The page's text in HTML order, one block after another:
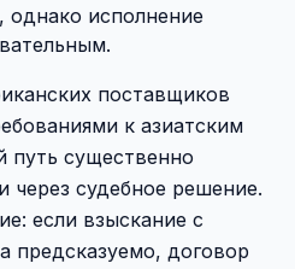
исполнение
поставщиков
к азиатским
путь существенно
через судебное решение.
если взыскание с
предсказуемо, договор